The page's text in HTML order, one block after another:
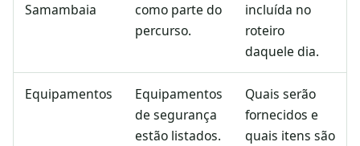
Samambaia
como parte do
percurso.
incluída no
roteiro
daquele dia.
Equipamentos
Equipamentos
de segurança
estão listados.
Quais serão
fornecidos e
quais itens são